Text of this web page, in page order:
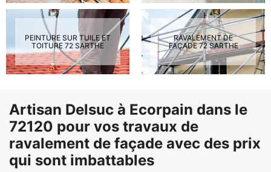
PEINTURE SUR TUILE ET
TOITURE 72 SARTHE
RAVALEMENT DE
FAÇADE 72 SARTHE
Artisan Delsuc à Ecorpain dans le
72120 pour vos travaux de
ravalement de façade avec des prix
qui sont imbattables